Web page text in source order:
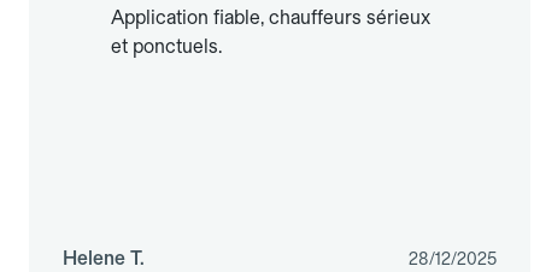
Application fiable, chauffeurs sérieux
et ponctuels.
Helene T. 28/12/2025